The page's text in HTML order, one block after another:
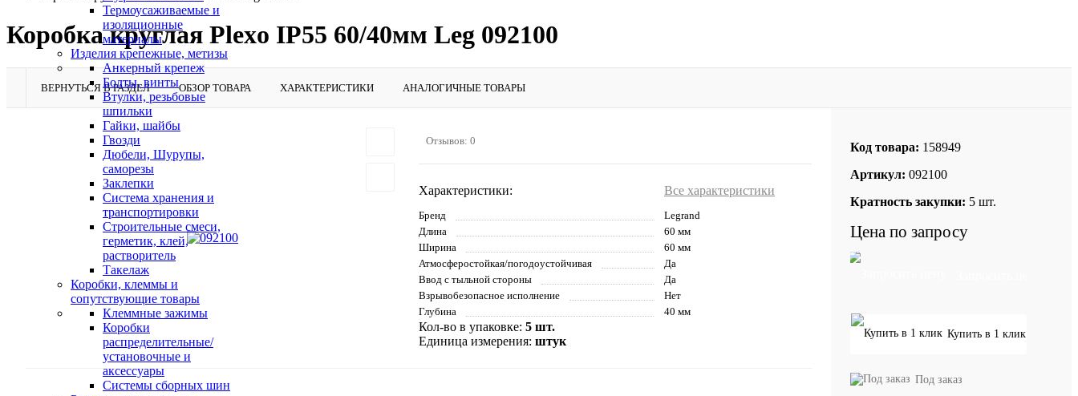
Термоусаживаемые и
изоляционные
материалы
Изделия крепежные, метизы
Анкерный крепеж
Болты, винты
Втулки, резьбовые
шпильки
Гайки, шайбы
Гвозди
Дюбели, Шурупы,
саморезы
Заклепки
Система хранения и
транспортировки
Строительные смеси,
герметик, клей,
растворитель
Такелаж
Коробки, клеммы и
сопутствующие товары
Клеммные зажимы
Коробки
распределительные/
установочные и
аксессуары
Системы сборных шин
Коробка круглая Plexo IP55 60/40мм Leg 092100
ВЕРНУТЬСЯ В РАЗДЕЛ ОБЗОР ТОВАРА ХАРАКТЕРИСТИКИ АНАЛОГИЧНЫЕ ТОВАРЫ
Отзывов: 0
Характеристики: Все характеристики
Бренд
Legrand
Длина
60 мм
Ширина
60 мм
Атмосферостойкая/погодоустойчивая
Да
Ввод с тыльной стороны
Да
Взрывобезопасное исполнение
Нет
Глубина
40 мм
Кол-во в упаковке: 5 шт.
Единица измерения: штук
Код товара: 158949
Артикул: 092100
Кратность закупки: 5 шт.
Цена по запросу
Купить в 1 клик
Под заказ